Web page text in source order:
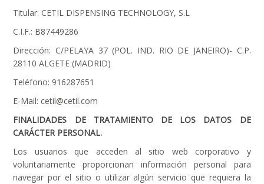
Titular: CETIL DISPENSING TECHNOLOGY, S.L
C.I.F.: B87449286
Dirección: C/PELAYA 37 (POL. IND. RIO DE JANEIRO)- C.P.
28110 ALGETE (MADRID)
Teléfono: 916287651
E-Mail: cetil@cetil.com
FINALIDADES DE TRATAMIENTO DE LOS DATOS DE
CARÁCTER PERSONAL.
Los usuarios que acceden al sitio web corporativo y
voluntariamente proporcionan información personal para
navegar por el sitio o utilizar algún servicio que requiera la